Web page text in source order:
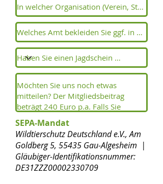
SEPA-Mandat
Wildtierschutz Deutschland e.V., Am
Goldberg 5, 55435 Gau-Algesheim |
Gläubiger-Identifikationsnummer:
DE31ZZZ00002330709